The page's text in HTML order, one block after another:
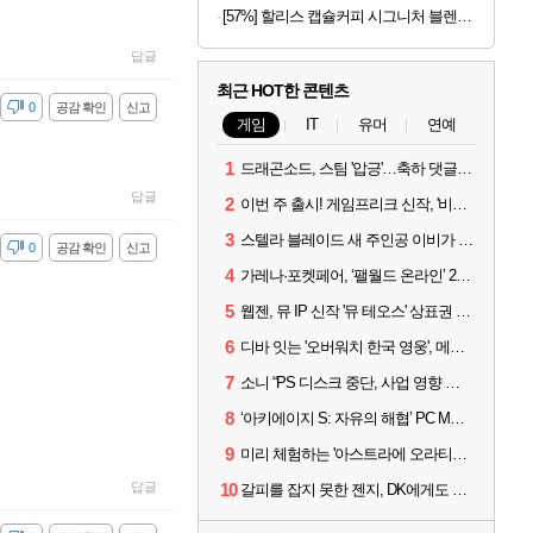
답글
신고
공감 확인
0
답글
신고
공감 확인
0
답글
[57%] 할리스 캡슐커피 시그니처 블렌드, 5g, 10개입, 10개
최근 HOT한 콘텐츠
게임 IT 유머 연예
1 드래곤소드, 스팀 '압긍'…축하 댓글 달고 게임 코드 받자!
2 이번 주 출시! 게임프리크 신작, '비스트 오브 리인카네이션'
3 스텔라 블레이드 새 주인공 이비가 부릅니다, 'Wanna be in LOVE' 뮤비 공개
4 가레나·포켓페어, ‘팰월드 온라인’ 2026년 출시 예고
5 웹젠, 뮤 IP 신작 '뮤 테오스' 상표권 출원
6 디바 잇는 '오버워치 한국 영웅', 메카 파일럿 디몬 나온다
7 소니 “PS 디스크 중단, 사업 영향 없다”
8 ‘아키에이지 S: 자유의 해협’ PC MMORPG로 개발한다
9 미리 체험하는 '아스트라에 오라티오'...NC, 8/19부터 CBT 참가자 모집
10 갈피를 잡지 못한 젠지, DK에게도 0:2 패배